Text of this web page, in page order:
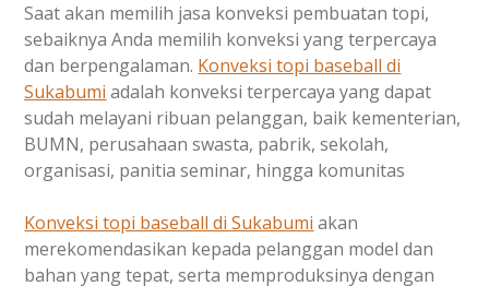
Saat akan memilih jasa konveksi pembuatan topi,
sebaiknya Anda memilih konveksi yang terpercaya
dan berpengalaman. Konveksi topi baseball di
Sukabumi adalah konveksi terpercaya yang dapat
sudah melayani ribuan pelanggan, baik kementerian,
BUMN, perusahaan swasta, pabrik, sekolah,
organisasi, panitia seminar, hingga komunitas
Konveksi topi baseball diSukabumi akan
merekomendasikan kepada pelanggan model dan
bahan yang tepat, serta memproduksinya dengan